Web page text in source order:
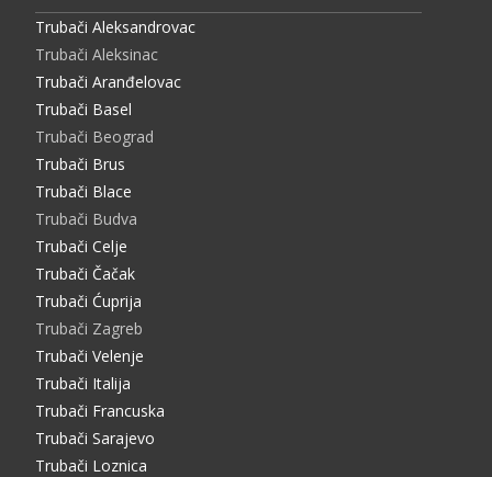
Trubači Aleksandrovac
Trubači Aleksinac
Trubači Aranđelovac
Trubači Basel
Trubači Beograd
Trubači Brus
Trubači Blace
Trubači Budva
Trubači Celje
Trubači Čačak
Trubači Ćuprija
Trubači Zagreb
Trubači Velenje
Trubači Italija
Trubači Francuska
Trubači Sarajevo
Trubači Loznica